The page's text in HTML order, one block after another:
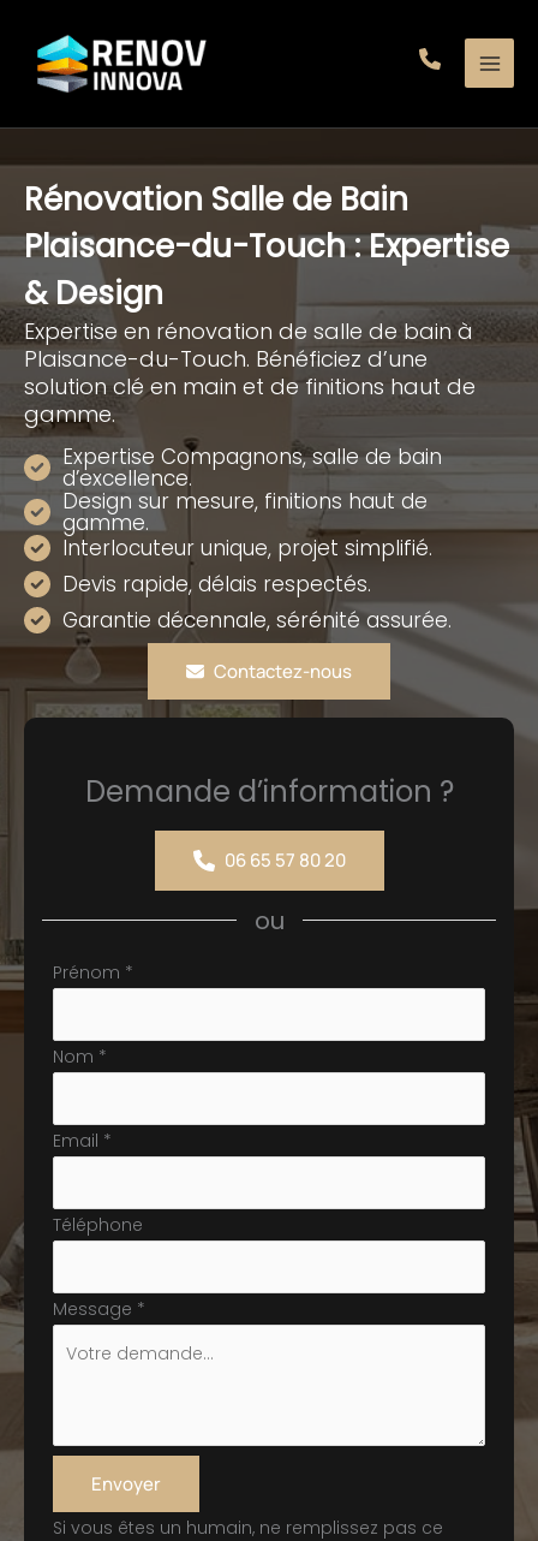
contenu
Rénovation Salle de Bain
Plaisance-du-Touch : Expertise
& Design
Expertise en rénovation de salle de bain à
Plaisance-du-Touch. Bénéficiez d’une
solution clé en main et de finitions haut de
gamme.
Expertise Compagnons, salle de bain
d’excellence.
Design sur mesure, finitions haut de
gamme.
Interlocuteur unique, projet simplifié.
Devis rapide, délais respectés.
Garantie décennale, sérénité assurée.
Contactez-nous
Demande d’information ?
06 65 57 80 20
ou
Formulaire
téléphone
Prénom *
Nom *
Email *
Téléphone
Message *
Envoyer
Si vous êtes un humain, ne remplissez pas ce